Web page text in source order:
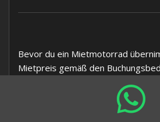
Bevor du ein Mietmotorrad
Mietpreis gemäß den
Bei MotoGS Rental Croatia kannst
normalerweise entweder eine
leisten oder den vollständigen